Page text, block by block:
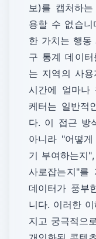
보)를 캡처하
용할 수 없습
한 가치는 행동
구 통계 데이
는 지역의 사
시간에 얼마나
케터는 일반적
다. 이 접근 방
아니라 "어떻
기 부여하는지
사로잡는지"를
데이터가 풍부
니다. 이러한
지고 궁극적으